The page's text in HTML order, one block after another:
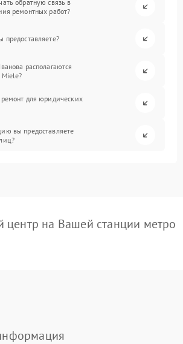
обратную связь в
ремонтных работ?
предоставляете?
располагаются
для юридических
вы предоставляете
центр на Вашей станции метро